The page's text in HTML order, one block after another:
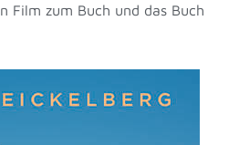
Film zum Buch und das Buch